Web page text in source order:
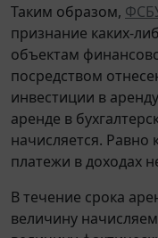
Таким образом,
признание каких-
объектам
посредством
инвестиции в
аренде в
начисляется. Равно
платежи в доходах
В течение срока
величину